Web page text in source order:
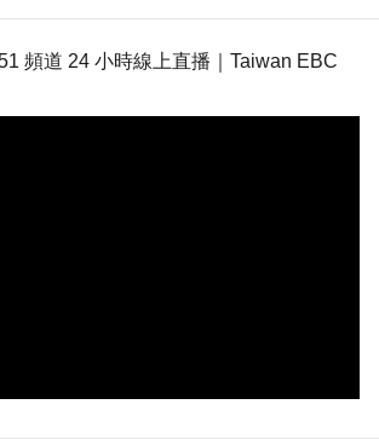
頻道 24 小時線上直播｜Taiwan EBC